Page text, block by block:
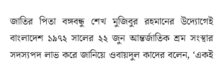
জাতির পিতা বঙ্গবন্ধু শেখ মুজিবুর রহমানের উদ্যোগেই
বাংলাদেশ ১৯৭২ সালের ২২ জুন আন্তর্জাতিক শ্রম সংস্থার
সদস্যপদ লাভ করে জানিয়ে ওবায়দুল কাদের বলেন, ‘একই